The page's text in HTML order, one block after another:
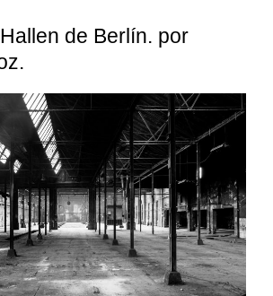
de Berlín. por